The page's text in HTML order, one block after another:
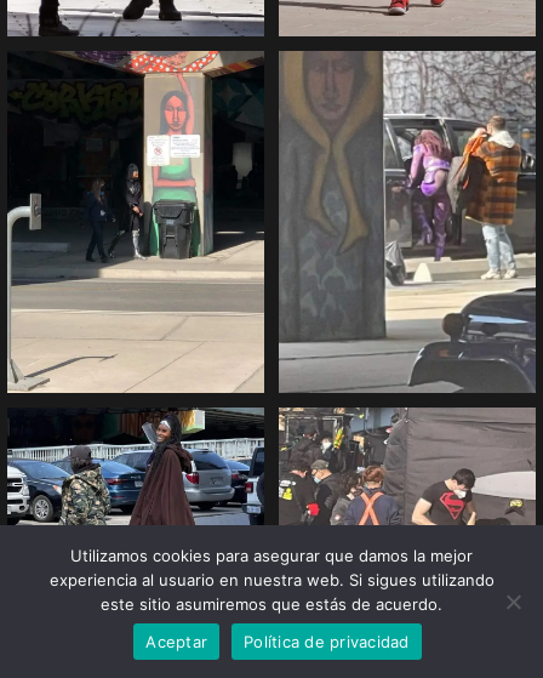
Utilizamos cookies para asegurar que damos la mejor
experiencia al usuario en nuestra web. Si sigues utilizando
este sitio asumiremos que estás de acuerdo.
Aceptar
Política de privacidad